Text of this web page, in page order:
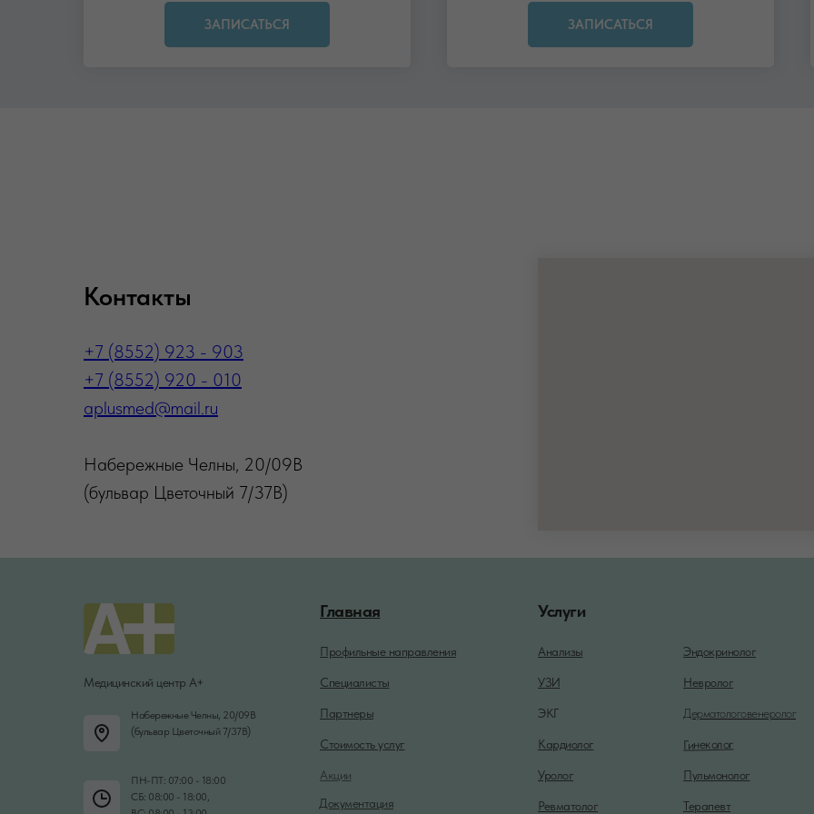
ЗАПИСАТЬСЯ ЗАПИСАТЬСЯ
Контакты
+7 (8552) 923 - 903
+7 (8552) 920 - 010
aplusmed@mail.ru
Набережные Челны, 20/09В
(бульвар Цветочный 7/37В)
Медицинский центр А+
Набережные Челны, 20/09В
(бульвар Цветочный 7/37В)
ПН-ПТ: 07:00 - 18:00
СБ: 08:00 - 18:00,
Услуги
Акции
Документация
Уролог
Кардиолог
ЭКГ
УЗИ
Анализы
Ревматолог
Пульмонолог
Гинеколог
Дерматологовенеролог
Невролог
Эндокринолог
Терапевт
Стоимость услуг
Партнеры
Специалисты
Профильные направления
Главная